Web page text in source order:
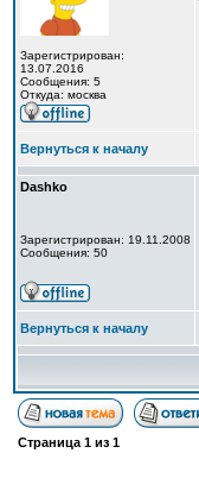
Зарегистрирован:
13.07.2016
Сообщения: 5
Откуда: москва
Вернуться к началу
Dashko
Зарегистрирован: 19.11.2008
Сообщения: 50
Вернуться к началу
Страница 1 из 1